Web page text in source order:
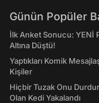
Günün Popüler
İlk Anket Sonucu: YENİ
Altına Düştü!
Yaptıkları Komik
Kişiler
Hiçbir Tuzak Onu
Olan Kedi Yakalandı